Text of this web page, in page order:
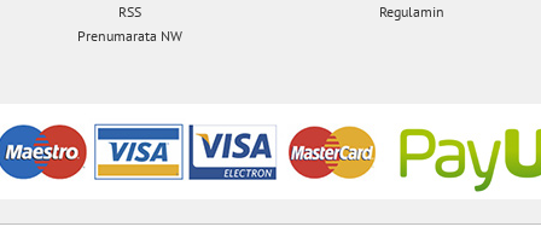
RSS
Regulamin
Prenumarata NW